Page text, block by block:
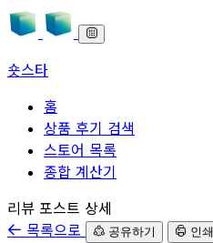
숏스타
홈
상품 후기 검색
스토어 목록
종합 계산기
본문으로 바로가기
리뷰 포스트 상세
목록으로
공유하기 인쇄